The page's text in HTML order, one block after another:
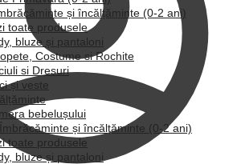
și încălțăminte (0-2 ani)
toate produsele
bluze și pantaloni
Costume si Rochite
si Dresuri
și veste
bebelușului
și încălțăminte (0-2 ani)
toate produsele
bluze și pantaloni